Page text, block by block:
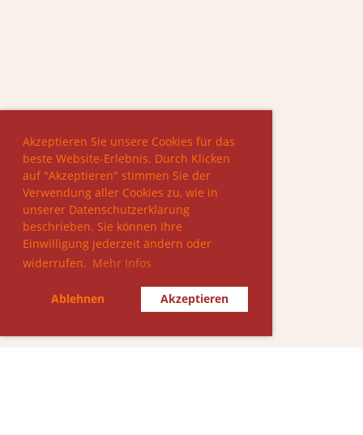
Akzeptieren Sie unsere Cookies für das
beste Website-Erlebnis. Durch Klicken
auf "Akzeptieren" stimmen Sie der
Verwendung aller Cookies zu, wie in
unserer Datenschutzerklärung
beschrieben. Sie können Ihre
Einwilligung jederzeit ändern oder
widerrufen. Mehr Infos
Ablehnen Akzeptieren